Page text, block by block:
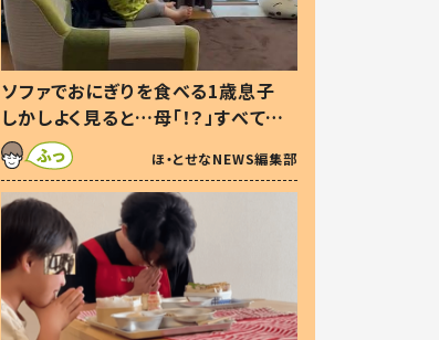
ソファでおにぎりを食べる1歳息子
しかしよく見ると…母「！？」すべてを
察した母の投稿に「可愛いから許
す！」「現行犯〜」
ほ・とせなNEWS編集部